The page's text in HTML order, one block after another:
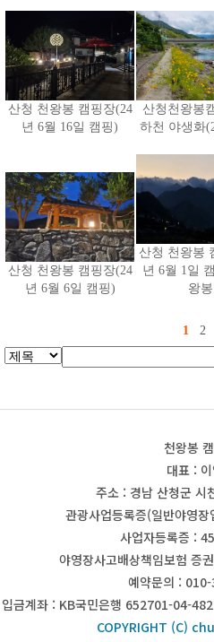
산청 천왕봉 캠핑장(24
년 6월 16일 캠핑)
산청천왕봉
하천 야생화
산청 천왕봉 캠핑장(24
년 6월 6일 캠핑)
산청 천왕봉
년 6월 1일
왕봉
1 2
천왕봉
대표 :
주소 : 경남 산청군 시
관광사업등록증(일반야영
사업자등록증 :
야영장사고배상책임보험 증
예약문의 :
입금계좌 : KB국민은행 652701-04-
COPYRIGHT (C)